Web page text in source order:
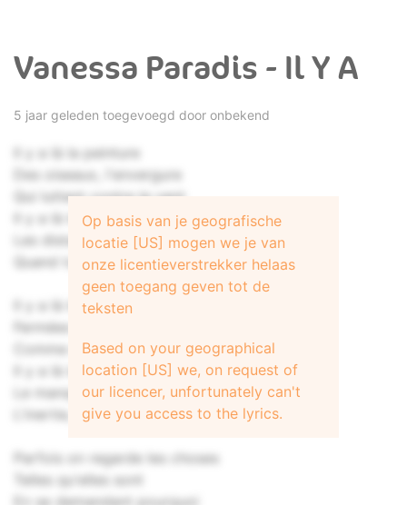
Vanessa Paradis - Il Y A
5 jaar geleden toegevoegd door onbekend
Il y a là la peinture
Des oiseaux, l'envergure
Qui luttent contre le vent
Il y a là les bordures
Les distances, ton allure
Quand tu marches juste devant
Il y a là les fissures
Fermées les serrures
Comme envolés les cerfs-volants
Il y a là la littérature
Le manque d'élan
L'inertie, le mouvement
Parfois on regarde les choses
Telles qu'elles sont
En se demandant pourquoi
Op basis van je geografische
locatie [US] mogen we je van
onze licentieverstrekker helaas
geen toegang geven tot de
teksten
Based on your geographical
location [US] we, on request of
our licencer, unfortunately can't
give you access to the lyrics.